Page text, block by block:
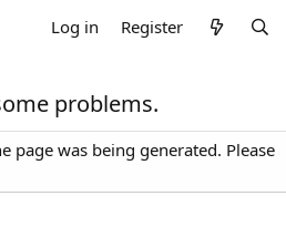
Log in Register
problems.
page was being generated. Please